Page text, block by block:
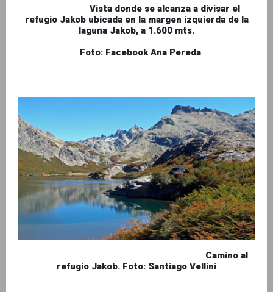
Vista donde se alcanza a divisar el
refugio Jakob ubicada en la margen izquierda de la
laguna Jakob, a 1.600 mts.
Foto: Facebook Ana Pereda
Camino al
refugio Jakob. Foto: Santiago Vellini